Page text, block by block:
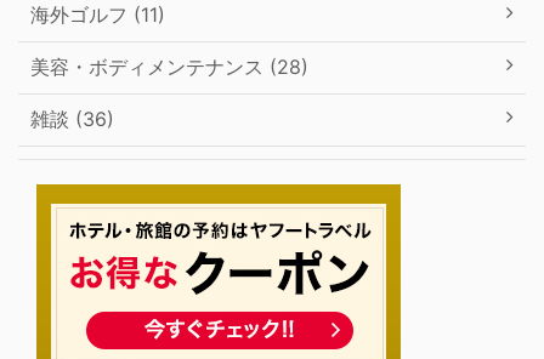
海外ゴルフ (11)
美容・ボディメンテナンス (28)
雑談 (36)